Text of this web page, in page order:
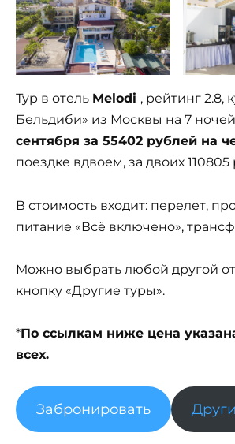
Тур в отель Melodi , рейтинг 2.8,
Бельдиби» из Москвы на 7
сентября за 55402 рублей на
поездке вдвоем, за двоих 110805
В стоимость входит: перелет,
питание «Всё включено»,
Можно выбрать любой другой
кнопку «Другие туры».
*По ссылкам ниже цена
всех.
Забронировать